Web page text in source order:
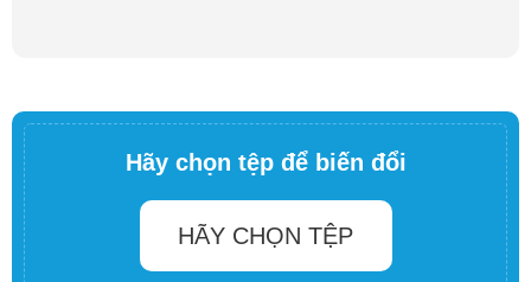
Hãy chọn tệp để biến đổi
HÃY CHỌN TỆP